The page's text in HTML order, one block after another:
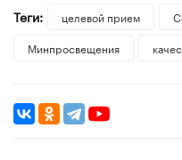
Теги:
целевой прием
Минпросвещения